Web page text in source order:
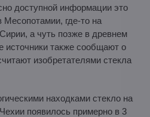
доступной информации это
Месопотамии, где-то на
а чуть позже в древнем
источники также сообщают о
изобретателями стекла
находками стекло на
появилось примерно в 3